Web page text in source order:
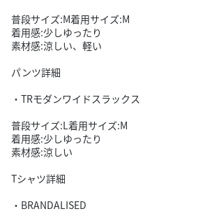
普段サイズ:M着用サイズ:M
着用感:少しゆったり
素材感:涼しい、軽い
パンツ詳細
・TRモダンワイドスラックス
普段サイズ:L着用サイズ:M
着用感:少しゆったり
素材感:涼しい
Tシャツ詳細
・BRANDALISED